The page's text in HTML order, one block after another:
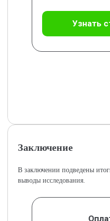
Узнать
Заключение
В заключении подведены
выводы исследования.